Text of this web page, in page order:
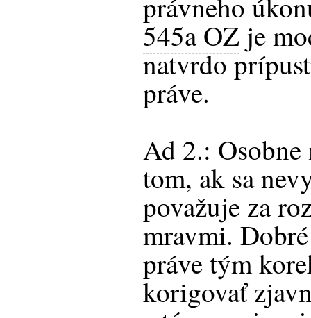
545a OZ je
natvrdo
práve.
Ad 2.:
tom, ak sa
považuje za
mravmi.
práve tým
korigovať